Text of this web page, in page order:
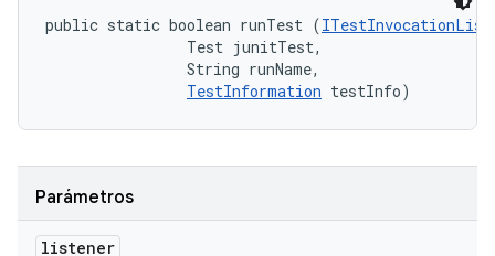
public static boolean runTest (
                Test junitTest,
                String runName,
TestInformation testInfo)
Parámetros
listener